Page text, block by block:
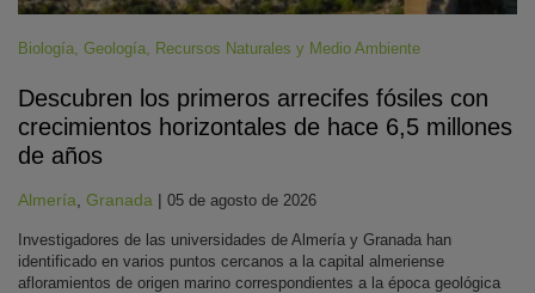
Biología, Geología, Recursos Naturales y Medio Ambiente
Descubren los primeros arrecifes fósiles con
crecimientos horizontales de hace 6,5 millones
de años
Almería Granada | 05 de agosto de 2026
Investigadores de las universidades de Almería y Granada han
identificado en varios puntos cercanos a la capital almeriense
afloramientos de origen marino correspondientes a la época geológica